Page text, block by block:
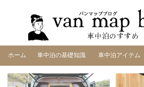
ホーム 車中泊の基礎知識 車中泊アイテム